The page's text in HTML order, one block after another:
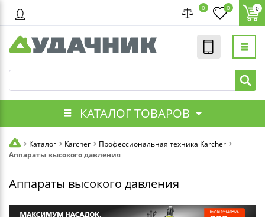
0 0 0
КАТАЛОГ ТОВАРОВ
Каталог Karcher
Профессиональная техника Karcher
Аппараты высокого давления
Аппараты высокого давления